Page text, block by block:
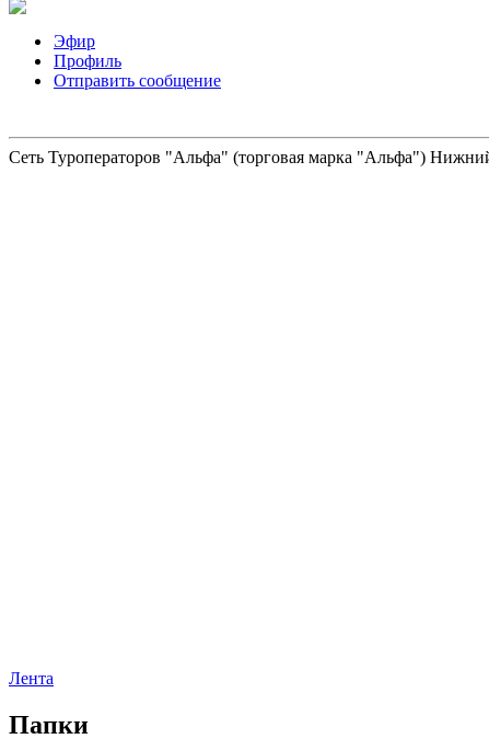
Эфир
Профиль
Отправить сообщение
Сеть Туроператоров "Альфа" (торговая марка "Альфа")
Лента
Папки